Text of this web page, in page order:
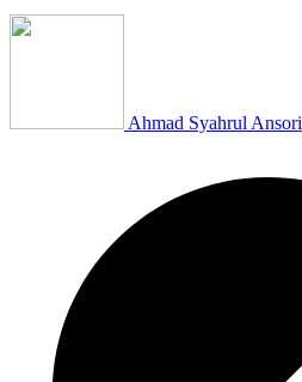
Ahmad Syahrul Ansori